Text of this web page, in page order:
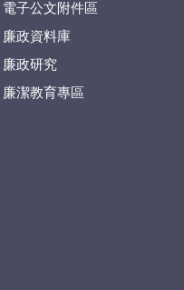
電子公文附件區
廉政資料庫
廉政研究
廉潔教育專區